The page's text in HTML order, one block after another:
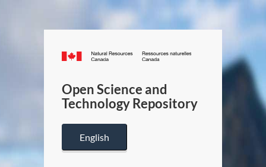
Canada.ca
/
Canada
Open Science and
Technology Repository
English